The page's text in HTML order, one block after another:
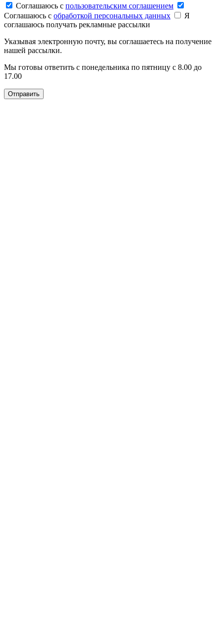
Соглашаюсь c пользовательским соглашением
Соглашаюсь c обработкой персональных данных
Я
соглашаюсь получать рекламные рассылки
Указывая электронную почту, вы соглашаетесь на получение
нашей рассылки.
Мы готовы ответить с понедельника по пятницу с 8.00 до
17.00